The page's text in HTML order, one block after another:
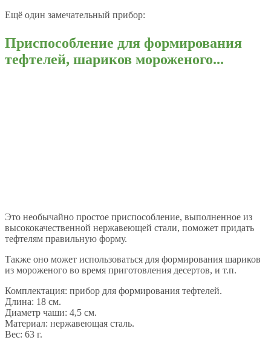
Ещё один замечательный прибор:
Приспособление для формирования
тефтелей, шариков мороженого...
Это необычайно простое приспособление, выполненное из
высококачественной нержавеющей стали, поможет придать
тефтелям правильную форму.
Также оно может использоваться для формирования шариков
из мороженого во время приготовления десертов, и т.п.
Комплектация: прибор для формирования тефтелей.
Длина: 18 см.
Диаметр чаши: 4,5 см.
Материал: нержавеющая сталь.
Вес: 63 г.